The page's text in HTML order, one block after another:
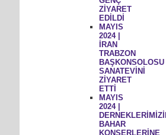
ZİYARET
EDİLDİ
MAYIS
2024 |
İRAN
TRABZON
BAŞKONSOLOSU
SANATEVİNİ
ZİYARET
ETTİ
MAYIS
2024 |
BAHAR
KONSERLERİNE